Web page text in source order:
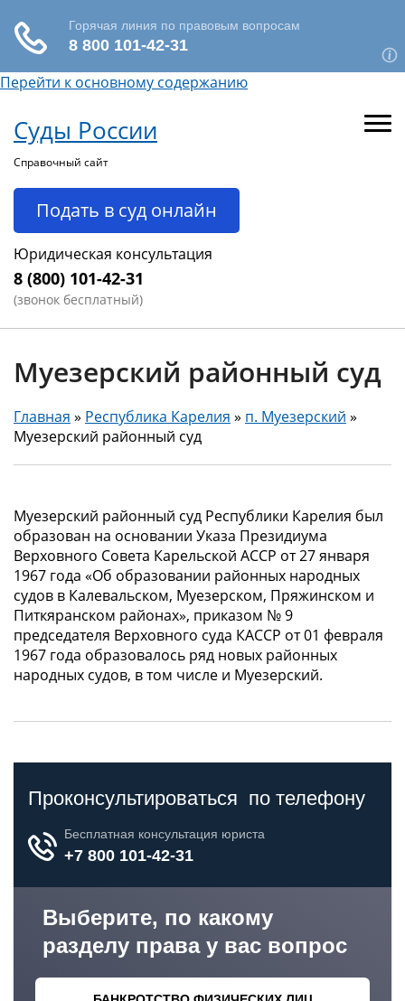
Перейти к основному содержанию
Суды России
Справочный сайт
Подать в суд онлайн
Юридическая консультация
8 (800) 101-42-31
(звонок бесплатный)
Муезерский районный суд
Главная » Республика Карелия » п. Муезерский »
Муезерский районный суд
Муезерский районный суд Республики Карелия был
образован на основании Указа Президиума
Верховного Совета Карельской АССР от 27 января
1967 года «Об образовании районных народных
судов в Калевальском, Муезерском, Пряжинском и
Питкяранском районах», приказом № 9
председателя Верховного суда КАССР от 01 февраля
1967 года образовалось ряд новых районных
народных судов, в том числе и Муезерский.